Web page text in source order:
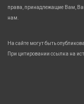
права, принадлежащие Вам,
нам.
На сайте могут быть
При цитировании ссылка на